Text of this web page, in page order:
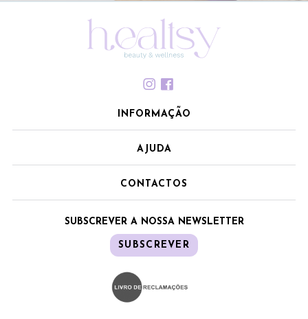
INFORMAÇÃO
AJUDA
CONTACTOS
SUBSCREVER A NOSSA NEWSLETTER
SUBSCREVER